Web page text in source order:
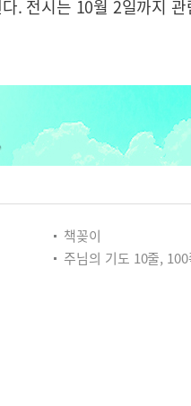
. 전시는 10월 2일까지
책꽂이
주님의 기도 10줄,